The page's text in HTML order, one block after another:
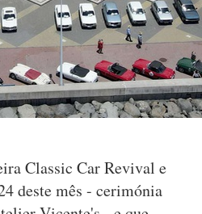
Classic Car Revival e
deste mês - cerimónia